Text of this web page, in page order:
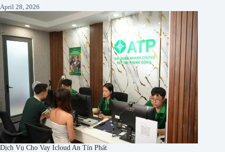
April 28, 2026
Dịch Vụ Cho Vay Icloud An Tín Phát